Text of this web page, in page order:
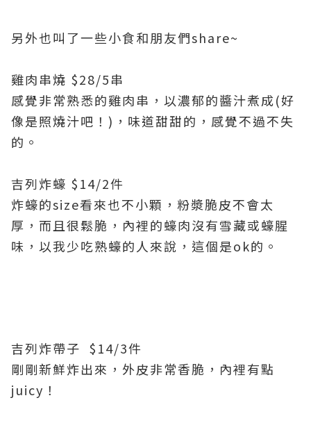
另外也叫了一些小食和朋友們share~
雞肉串燒 $28/5串
感覺非常熟悉的雞肉串，以濃郁的醬汁煮成(好
像是照燒汁吧！)，味道甜甜的，感覺不過不失
的。
吉列炸蠔 $14/2件
炸蠔的size看來也不小顆，粉漿脆皮不會太
厚，而且很鬆脆，內裡的蠔肉沒有雪藏或蠔腥
味，以我少吃熟蠔的人來說，這個是ok的。
吉列炸帶子 $14/3件
剛剛新鮮炸出來，外皮非常香脆，內裡有點
juicy！